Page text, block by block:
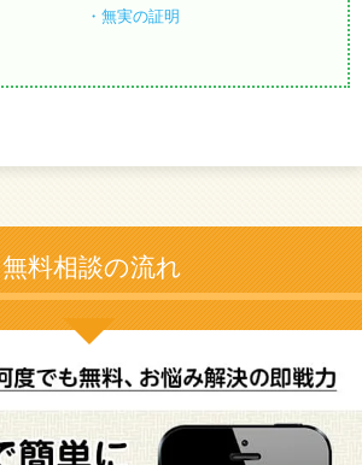
無実の証明
無料相談の流れ